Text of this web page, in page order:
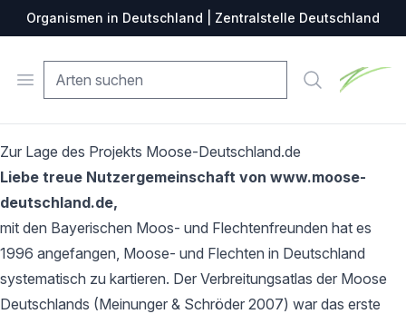
Organismen in Deutschland | Zentralstelle Deutschland
Open menu Suche
Zur Lage des Projekts Moose-Deutschland.de
Liebe treue Nutzergemeinschaft von www.moose-
deutschland.de,
mit den Bayerischen Moos- und Flechtenfreunden hat es
1996 angefangen, Moose- und Flechten in Deutschland
systematisch zu kartieren. Der Verbreitungsatlas der Moose
Deutschlands (Meinunger & Schröder 2007) war das erste